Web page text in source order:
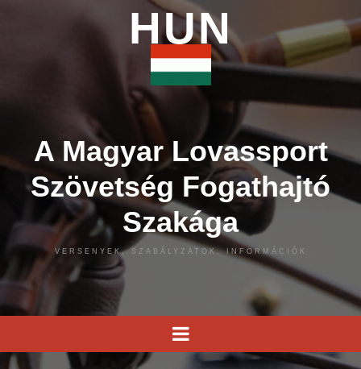
HUN
A Magyar Lovassport
Szövetség Fogathajtó
Szakága
VERSENYEK, SZABÁLYZATOK, INFORMÁCIÓK